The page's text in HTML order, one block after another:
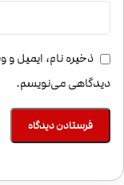
ذخیره نام، ایمیل و
دیدگاهی می‌نویسم.